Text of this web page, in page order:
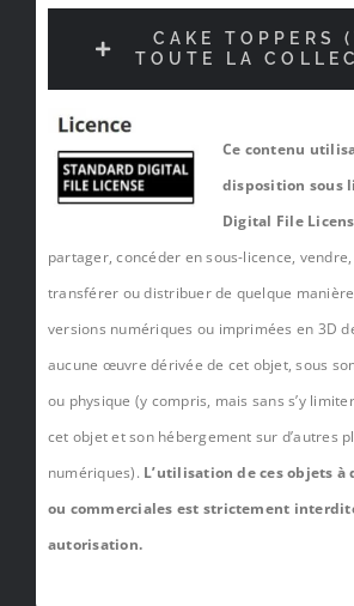
CAKE TOPPERS
TOUTE LA
Ce contenu
disposition sous
Digital File
partager, concéder en sous-licence,
transférer ou distribuer de quelque
versions numériques ou imprimées en 3D
aucune œuvre dérivée de cet objet, sous
ou physique (y compris, mais sans s’y
cet objet et son hébergement sur d’autres
numériques). L’utilisation de ces objets
ou commerciales est strictement
autorisation.